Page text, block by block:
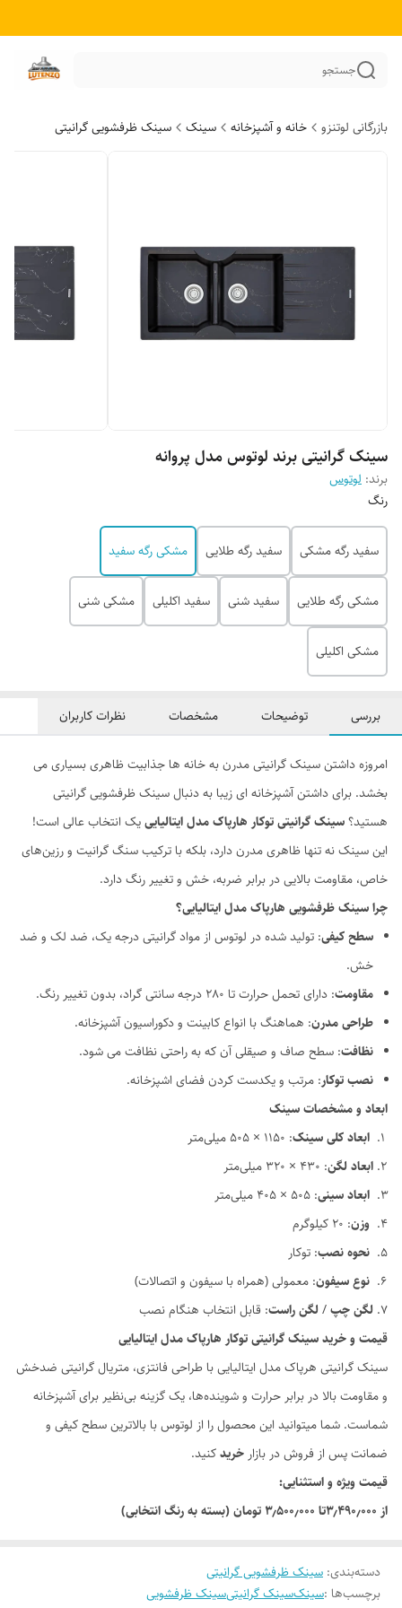
جستجو
بازرگانی لوتنزو خانه و آشپزخانه سینک سینک ظرفشویی گرانیتی
سینک گرانیتی برند لوتوس مدل پروانه
برند: لوتوس
رنگ
سفید رگه مشکی سفید رگه طلایی مشکی رگه سفید
مشکی رگه طلایی سفید شنی سفید اکلیلی مشکی شنی
مشکی اکلیلی
بررسی توضیحات مشخصات نظرات کاربران
امروزه داشتن سینک گرانیتی مدرن به خانه ها جذابیت ظاهری بسیاری می
بخشد. برای داشتن آشپزخانه ای زیبا به دنبال سینک ظرفشویی گرانیتی
هستید؟سینک گرانیتی توکار هارپاک مدل ایتالیایییک انتخاب عالی است!
این سینک نه تنها ظاهری مدرن دارد، بلکه با ترکیب سنگ گرانیت و رزین‌های
خاص، مقاومت بالایی در برابر ضربه، خش و تغییر رنگ دارد.
چرا سینک ظرفشویی هارپاک مدل ایتالیایی؟
سطح کیفی: تولید شده در لوتوس از مواد گرانیتی درجه یک، ضد لک و ضد
خش.
مقاومت: دارای تحمل حرارت تا 280 درجه سانتی گراد، بدون تغییر رنگ.
طراحی مدرن: هماهنگ با انواع کابینت و دکوراسیون آشپزخانه.
نظافت: سطح صاف و صیقلی آن که به راحتی نظافت می شود.
نصب توکار: مرتب و یکدست کردن فضای اشپزخانه.
ابعاد و مشخصات سینک
ابعاد کلی سینک: 1150 × 505 میلی‌متر
ابعاد لگن: 430 × 320 میلی‌متر
ابعاد سینی: 505 × 405 میلی‌متر
وزن: ۲۰ کیلوگرم
نحوه نصب: توکار
نوع سیفون: معمولی (همراه با سیفون و اتصالات)
لگن چپ/لگن راست: قابل انتخاب هنگام نصب
قیمت و خرید سینک گرانیتی توکار هارپاک مدل ایتالیایی
سینک گرانیتی هرپاک مدل ایتالیایی با طراحی فانتزی، متریال گرانیتی ضدخش
و مقاومت بالا در برابر حرارت و شوینده‌ها، یک گزینه بی‌نظیر برای آشپزخانه
شماست. شما میتوانید این محصول را از لوتوس با بالاترین سطح کیفی و
ضمانت پس از فروش در بازار خریدکنید.
قیمت ویژه و استثنایی:
از ۳٫۴۹۰٫۰۰۰تا ۳٫۵۰۰٫۰۰۰ تومان (بسته به رنگ انتخابی)
دسته‌بندی: سینک ظرفشویی گرانیتی
برچسب‌ها :سینکسینک گرانیتیسینک ظرفشویی